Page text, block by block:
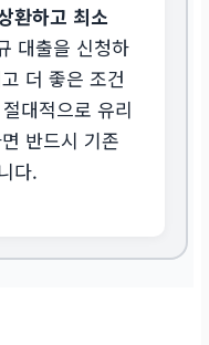
환하고 최소
대출을 신청하
더 좋은 조건
대적으로 유리
반드시 기존
다.